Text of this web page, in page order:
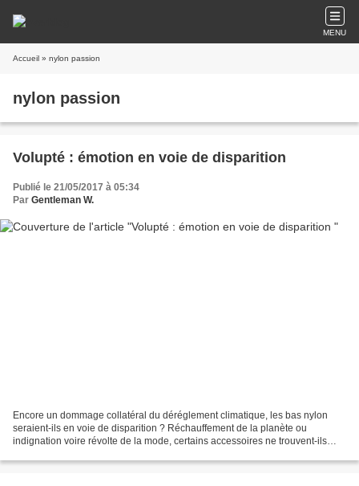
MENU
Accueil » nylon passion
nylon passion
Volupté : émotion en voie de disparition
Publié le 21/05/2017 à 05:34
Par Gentleman W.
Encore un dommage collatéral du déréglement climatique, les bas nylon
seraient-ils en voie de disparition ? Réchauffement de la planète ou
indignation voire révolte de la mode, certains accessoires ne trouvent-ils